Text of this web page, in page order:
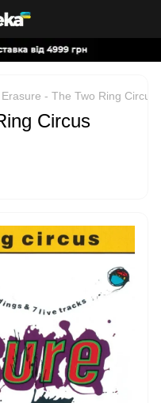
Erasure - The Two Ring Circus
Circus